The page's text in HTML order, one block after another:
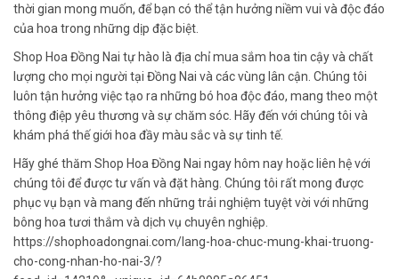
thời gian mong muốn, để bạn có thể tận hưởng niềm vui và độc đáo
của hoa trong những dịp đặc biệt.
Shop Hoa Đồng Nai tự hào là địa chỉ mua sắm hoa tin cậy và chất
lượng cho mọi người tại Đồng Nai và các vùng lân cận. Chúng tôi
luôn tận hưởng việc tạo ra những bó hoa độc đáo, mang theo một
thông điệp yêu thương và sự chăm sóc. Hãy đến với chúng tôi và
khám phá thế giới hoa đầy màu sắc và sự tinh tế.
Hãy ghé thăm Shop Hoa Đồng Nai ngay hôm nay hoặc liên hệ với
chúng tôi để được tư vấn và đặt hàng. Chúng tôi rất mong được
phục vụ bạn và mang đến những trải nghiệm tuyệt vời với những
bông hoa tươi thắm và dịch vụ chuyên nghiệp.
https://shophoadongnai.com/lang-hoa-chuc-mung-khai-truong-
cho-cong-nhan-ho-nai-3/?